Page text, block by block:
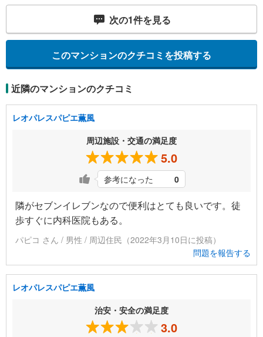
次の1件を見る
このマンションのクチコミを投稿する
近隣のマンションのクチコミ
レオパレスパピエ薫風
周辺施設・交通の満足度
5.0
参考になった 0
隣がセブンイレブンなので便利はとても良いです。徒
歩すぐに内科医院もある。
パピコ さん / 男性 / 周辺住民（2022年3月10日に投稿）
問題を報告する
レオパレスパピエ薫風
治安・安全の満足度
3.0